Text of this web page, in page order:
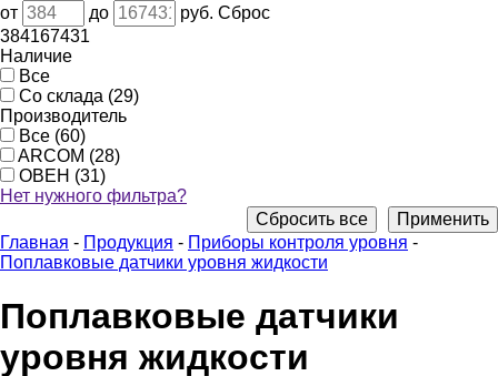
от
до руб. Сброс
384167431
Наличие
Все
Со склада (29)
Производитель
Все (60)
ARCOM (28)
ОВЕН (31)
Нет нужного фильтра?
Применить
Сбросить все
Главная - Продукция - Приборы контроля уровня -
Поплавковые датчики уровня жидкости
Поплавковые датчики
уровня жидкости